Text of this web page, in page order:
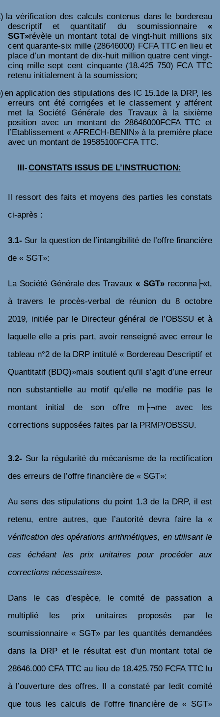
la vérification des calculs contenus dans le bordereau
descriptif et quantitatif du soumissionnaire«
SGT»révèle un montant total de vingt-huit millions six
cent quarante-six mille (28646000) FCFA TTC en lieu et
place d’un montant de dix-huit million quatre cent vingt-
cinq mille sept cent cinquante (18.425 750) FCA TTC
retenu initialement à la soumission;
en application des stipulations des IC 15.1de la DRP, les
erreurs ont été corrigées et le classement y afférent
met la Société Générale des Travaux à la sixième
position avec un montant de 28646000FCFA TTC et
l’Etablissement « AFRECH-BENIN» à la première place
avec un montant de 19585100FCFA TTC.
III-CONSTATS ISSUS DE L’INSTRUCTION:
Il ressort des faits et moyens des parties les constats
ci-après :
3.1- Sur la question de l’intangibilité de l’offre financière
de « SGT»:
La Société Générale des Travaux « SGT»reconna├«t,
à travers le procès-verbal de réunion du 8 octobre
2019, initiée par le Directeur général de l’OBSSU et à
laquelle elle a pris part, avoir renseigné avec erreur le
tableau n°2 de la DRP intitulé « Bordereau Descriptif et
Quantitatif (BDQ)»mais soutient qu’il s’agit d’une erreur
non substantielle au motif qu’elle ne modifie pas le
montant initial de son offre m├¬me avec les
corrections supposées faites par la PRMP/OBSSU.
3.2- Sur la régularité du mécanisme de la rectification
des erreurs de l’offre financière de « SGT»:
Au sens des stipulations du point 1.3 de la DRP, il est
retenu, entre autres, que l’autorité devra faire la «
vérification des opérations arithmétiques, en utilisant le
cas échéant les prix unitaires pour procéder aux
corrections nécessaires».
Dans le cas d’espèce, le comité de passation a
multiplié les prix unitaires proposés par le
soumissionnaire « SGT» par les quantités demandées
dans la DRP et le résultat est d’un montant total de
28646.000 CFA TTC au lieu de 18.425.750 FCFA TTC lu
à l’ouverture des offres. Il a constaté par ledit comité
que tous les calculs de l’offre financière de « SGT»